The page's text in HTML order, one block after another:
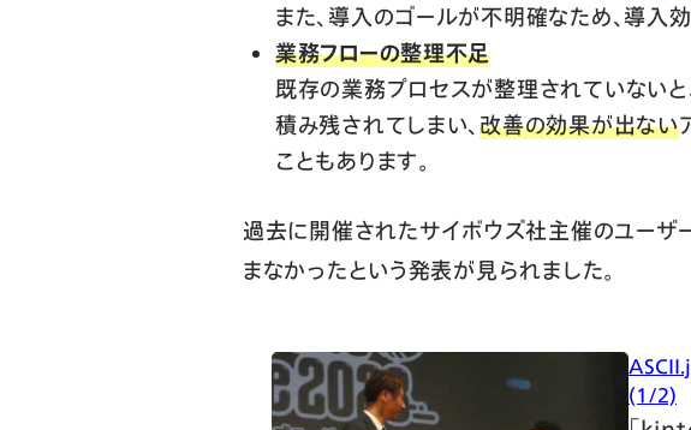
また、導入のゴールが不明確なため、導入
業務フローの整理不足
既存の業務プロセスが整理されていないと
積み残されてしまい、改善の効果が出ない
こともあります。
過去に開催されたサイボウズ社主催のユーザ
まなかったという発表が見られました。
(1/2)